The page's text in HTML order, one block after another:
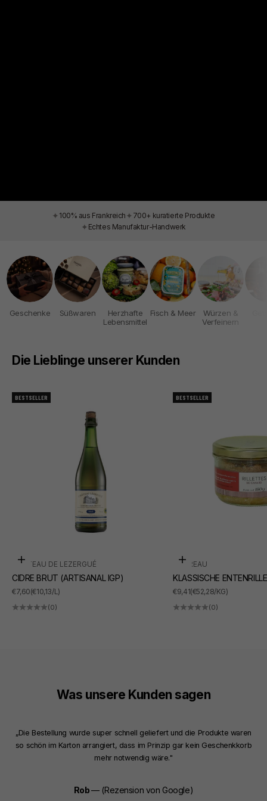
✦ 100% aus Frankreich ✦ 700+ kuratierte Produkte
✦ Echtes Manufaktur-Handwerk
Geschenke Süßwaren
Herzhafte
Lebensmittel
Fisch & Meer
Würzen &
Verfeinern
Die Lieblinge unserer Kunden
BESTSELLER
In den Warenkorb
CHÂTEAU DE LEZERGUÉ
CIDRE BRUT (ARTISANAL IGP)
ANGEBOT
€7,60(€10,13/L)
(0)
BESTSELLER
In den Warenkorb
SUDREAU
KLASSISCHE
ANGEBOT
€9,41(€52,28/KG)
(0)
Was unsere Kunden sagen
„Die Bestellung wurde super schnell geliefert und die Produkte waren
so schön im Karton arrangiert, dass im Prinzip gar kein Geschenkkorb
mehr notwendig wäre."
Rob— (Rezension von Google)